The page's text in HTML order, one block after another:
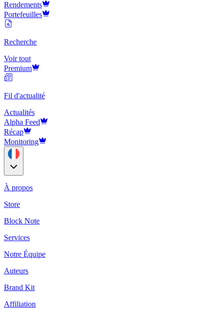
Rendements
Portefeuilles
Recherche
Voir tout
Premium
Fil d'actualité
Actualités
Alpha Feed
Récap
Monitoring
À propos
Store
Block Note
Services
Notre Équipe
Auteurs
Brand Kit
Affiliation